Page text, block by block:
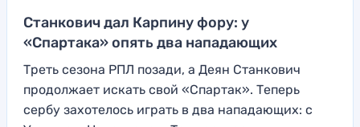
Станкович дал Карпину фору: у
«Спартака» опять два нападающих
Треть сезона РПЛ позади, а Деян Станкович
продолжает искать свой «Спартак». Теперь
сербу захотелось играть в два нападающих: с